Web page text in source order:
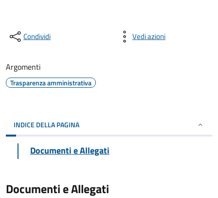
Condividi Vedi azioni
Argomenti
Trasparenza amministrativa
INDICE DELLA PAGINA
Documenti e Allegati
Documenti e Allegati